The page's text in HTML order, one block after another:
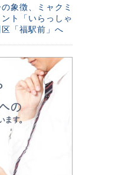
象徴、ミャクミ
ト「いらっしゃ
「福駅前」へ